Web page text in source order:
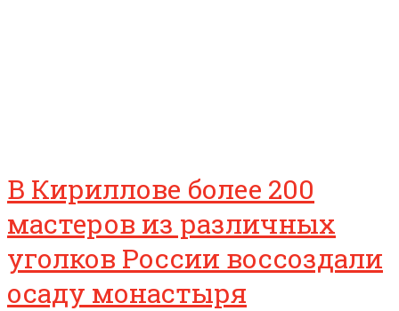
В Кириллове более 200
мастеров из различных
уголков России воссоздали
осаду монастыря